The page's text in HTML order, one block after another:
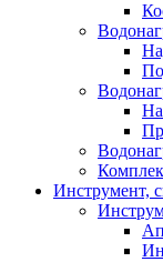
Инструмент,